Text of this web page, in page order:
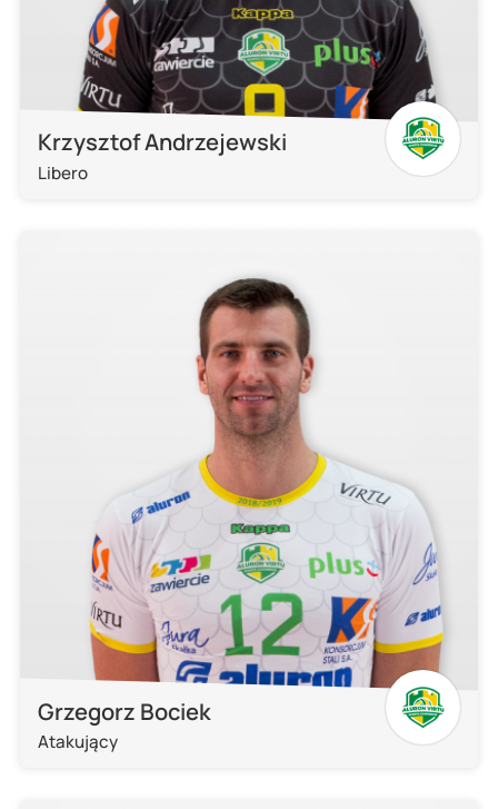
Krzysztof Andrzejewski
Libero
Grzegorz Bociek
Atakujący